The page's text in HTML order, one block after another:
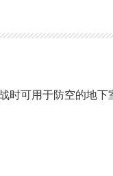
可用于防空的地